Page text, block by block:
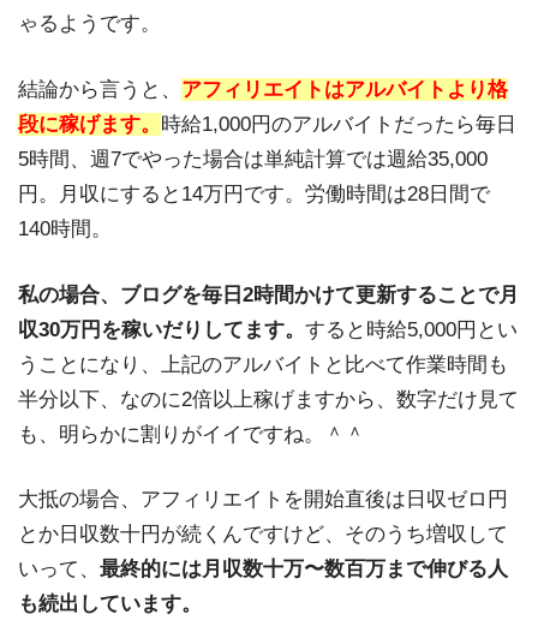
ゃるようです。
結論から言うと、 アフィリエイトはアルバイトより格
段に稼げます。 時給1,000円のアルバイトだったら毎日
5時間、週7でやった場合は単純計算では週給35,000
円。月収にすると14万円です。労働時間は28日間で
140時間。
私の場合、ブログを毎日2時間かけて更新することで月
収30万円を稼いだりしてます。 すると時給5,000円とい
うことになり、上記のアルバイトと比べて作業時間も
半分以下、なのに2倍以上稼げますから、数字だけ見て
も、明らかに割りがイイですね。＾＾
大抵の場合、アフィリエイトを開始直後は日収ゼロ円
とか日収数十円が続くんですけど、そのうち増収して
いって、 最終的には月収数十万〜数百万まで伸びる人
も続出しています。